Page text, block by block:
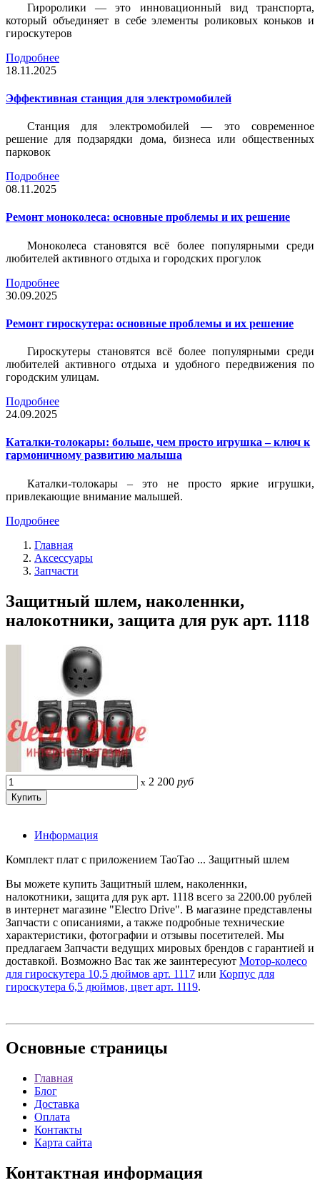
Гироролики — это инновационный вид транспорта,
который объединяет в себе элементы роликовых коньков и
гироскутеров
Подробнее
18.11.2025
Эффективная станция для электромобилей
Станция для электромобилей — это современное
решение для подзарядки дома, бизнеса или общественных
парковок
Подробнее
08.11.2025
Ремонт моноколеса: основные проблемы и их решение
Моноколеса становятся всё более популярными среди
любителей активного отдыха и городских прогулок
Подробнее
30.09.2025
Ремонт гироскутера: основные проблемы и их решение
Гироскутеры становятся всё более популярными среди
любителей активного отдыха и удобного передвижения по
городским улицам.
Подробнее
24.09.2025
Каталки-толокары: больше, чем просто игрушка – ключ к
гармоничному развитию малыша
Каталки-толокары – это не просто яркие игрушки,
привлекающие внимание малышей.
Подробнее
Главная
Аксессуары
Запчасти
Защитный шлем, наколеннки,
налокотники, защита для рук арт. 1118
x 2 200 руб
Информация
Комплект плат с приложением TaoTao ... Защитный шлем
Вы можете купить Защитный шлем, наколеннки,
налокотники, защита для рук арт. 1118 всего за 2200.00 рублей
в интернет магазине "Electro Drive". В магазине представлены
Запчасти с описаниями, а также подробные технические
характеристики, фотографии и отзывы посетителей. Мы
предлагаем Запчасти ведущих мировых брендов с гарантией и
доставкой. Возможно Вас так же заинтересуют Мотор-колесо
для гироскутера 10,5 дюймов арт. 1117 или Корпус для
гироскутера 6,5 дюймов, цвет арт. 1119.
Основные страницы
Главная
Блог
Доставка
Оплата
Контакты
Карта сайта
Контактная информация